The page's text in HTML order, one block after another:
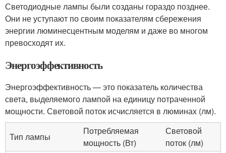
Светодиодные лампы были созданы гораздо позднее.
Они не уступают по своим показателям сбережения
энергии люминесцентным моделям и даже во многом
превосходят их.
Энергоэффективность
Энергоэффективность — это показатель количества
света, выделяемого лампой на единицу потраченной
мощности. Световой поток исчисляется в люминах (лм).
Тип лампы
Потребляемая
мощность (Вт)
Световой
поток (лм)